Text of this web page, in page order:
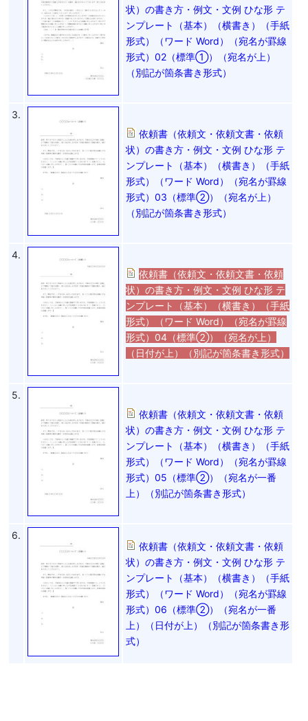
状）の書き方・例文・文例 ひな形 テ
ンプレート（基本）（横書き）（手紙
形式）（ワード Word）（宛名が罫線
形式）02（標準①）（宛名が上）
（別記が箇条書き形式）
3.
依頼書（依頼文・依頼文書・依頼
状）の書き方・例文・文例 ひな形 テ
ンプレート（基本）（横書き）（手紙
形式）（ワード Word）（宛名が罫線
形式）03（標準②）（宛名が上）
（別記が箇条書き形式）
4.
依頼書（依頼文・依頼文書・依頼
状）の書き方・例文・文例 ひな形 テ
ンプレート（基本）（横書き）（手紙
形式）（ワード Word）（宛名が罫線
形式）04（標準②）（宛名が上）
（日付が上）（別記が箇条書き形式）
5.
依頼書（依頼文・依頼文書・依頼
状）の書き方・例文・文例 ひな形 テ
ンプレート（基本）（横書き）（手紙
形式）（ワード Word）（宛名が罫線
形式）05（標準②）（宛名が一番
上）（別記が箇条書き形式）
6.
依頼書（依頼文・依頼文書・依頼
状）の書き方・例文・文例 ひな形 テ
ンプレート（基本）（横書き）（手紙
形式）（ワード Word）（宛名が罫線
形式）06（標準②）（宛名が一番
上）（日付が上）（別記が箇条書き形
式）